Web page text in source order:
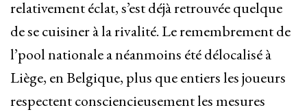
relativement éclat, s’est déjà retrouvée quelque
de se cuisiner à la rivalité. Le remembrement de
l’pool nationale a néanmoins été délocalisé à
Liège, en Belgique, plus que entiers les joueurs
respectent consciencieusement les mesures